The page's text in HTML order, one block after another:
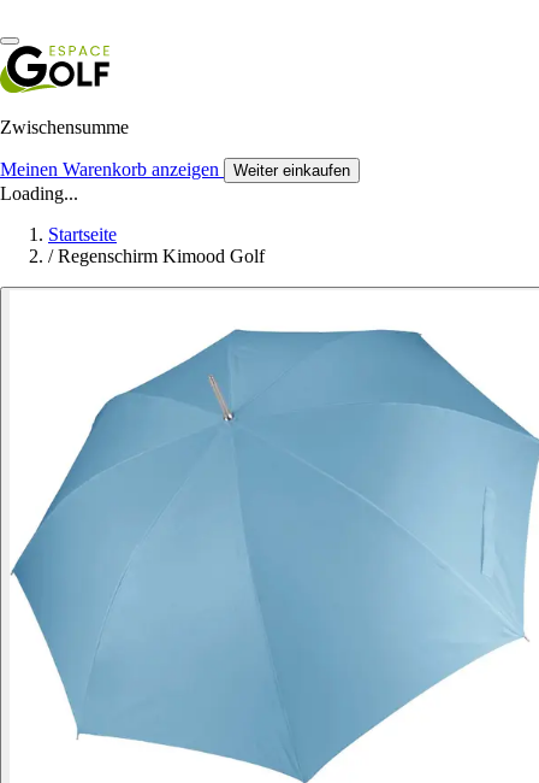
Zwischensumme
Meinen Warenkorb anzeigen Weiter einkaufen
Loading...
Startseite
/ Regenschirm Kimood Golf